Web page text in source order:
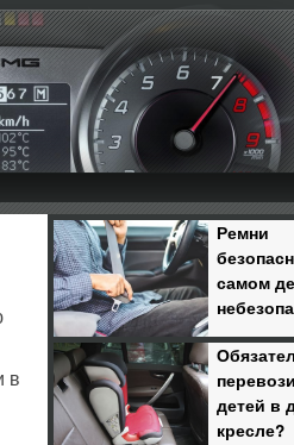
в
Ремни
самом
детей в
кресле?